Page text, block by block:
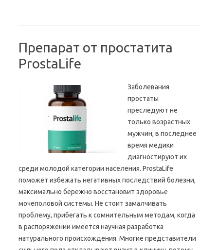
Препарат от простатита
ProstaLife
Заболевания
простаты
преследуют не
только возрастных
мужчин, в последнее
время медики
диагностируют их
среди молодой категории населения. ProstaLife
поможет избежать негативных последствий болезни,
максимально бережно восстановит здоровье
мочеполовой системы. Не стоит замалчивать
проблему, прибегать к сомнительным методам, когда
в распоряжении имеется научная разработка
натурального происхождения. Многие представители